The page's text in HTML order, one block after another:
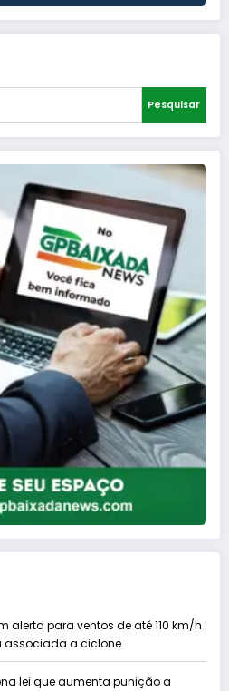
Pesquisar
alerta para ventos de até 110 km/h
associada a ciclone
lei que aumenta punição a